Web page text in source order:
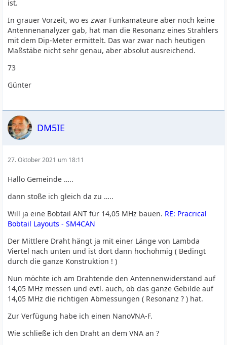
ist.
In grauer Vorzeit, wo es zwar Funkamateure aber noch keine
Antennenanalyzer gab, hat man die Resonanz eines Strahlers
mit dem Dip-Meter ermittelt. Das war zwar nach heutigen
Maßstäbe nicht sehr genau, aber absolut ausreichend.
73
Günter
DM5IE
27. Oktober 2021 um 18:11
Hallo Gemeinde …..
dann stoße ich gleich da zu …..
Will ja eine Bobtail ANT für 14,05 MHz bauen. RE: Pracrical
Bobtail Layouts - SM4CAN
Der Mittlere Draht hängt ja mit einer Länge von Lambda
Viertel nach unten und ist dort dann hochohmig ( Bedingt
durch die ganze Konstruktion ! )
Nun möchte ich am Drahtende den Antennenwiderstand auf
14,05 MHz messen und evtl. auch, ob das ganze Gebilde auf
14,05 MHz die richtigen Abmessungen ( Resonanz ? ) hat.
Zur Verfügung habe ich einen NanoVNA-F.
Wie schließe ich den Draht an dem VNA an ?